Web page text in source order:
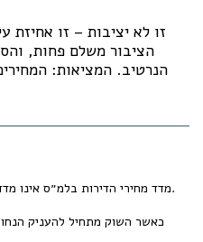
זו לא יציבות – זו אחיזת
הציבור משלם פחות,
הנרטיב. המציאות:
מדד מחירי הדירות בלמ״ס אינו.
כאשר השוק מתחיל להעניק